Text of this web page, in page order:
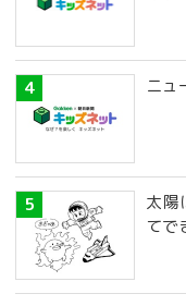
ニュ
太陽
てで